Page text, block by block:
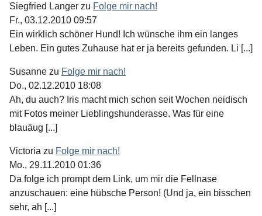
Siegfried Langer zu Folge mir nach!
Fr., 03.12.2010 09:57
Ein wirklich schöner Hund! Ich wünsche ihm ein langes
Leben. Ein gutes Zuhause hat er ja bereits gefunden. Li [...]
Susanne zu Folge mir nach!
Do., 02.12.2010 18:08
Ah, du auch? Iris macht mich schon seit Wochen neidisch
mit Fotos meiner Lieblingshunderasse. Was für eine
blauäug [...]
Victoria zu Folge mir nach!
Mo., 29.11.2010 01:36
Da folge ich prompt dem Link, um mir die Fellnase
anzuschauen: eine hübsche Person! (Und ja, ein bisschen
sehr, ah [...]